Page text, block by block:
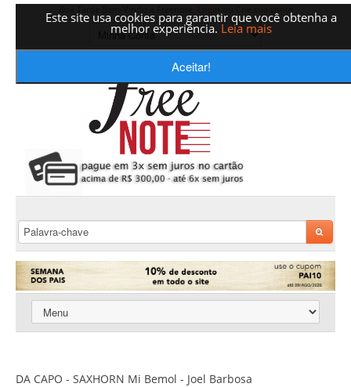
Este site usa cookies para garantir que você obtenha a
melhor experiência. Leia mais
Aceitar!
DA CAPO - SAXHORN Mi Bemol - Joel Barbosa